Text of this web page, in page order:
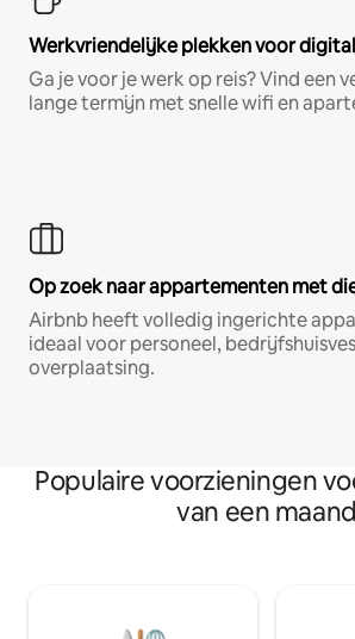
Werkvriendelijke plekken voor
Ga je voor je werk op reis? Vind een
lange termijn met snelle wifi en
Op zoek naar appartementen met
Airbnb heeft volledig ingerichte
ideaal voor personeel,
overplaatsing.
Populaire voorzieningen
van een maand